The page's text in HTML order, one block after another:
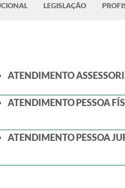
LEGISLAÇÃO
ATENDIMENTO
ATENDIMENTO PESSOA
ATENDIMENTO PESSOA